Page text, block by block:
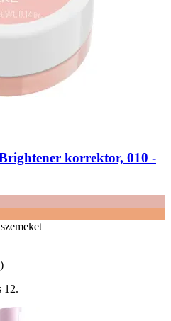
korrektor, 010 -​
12.